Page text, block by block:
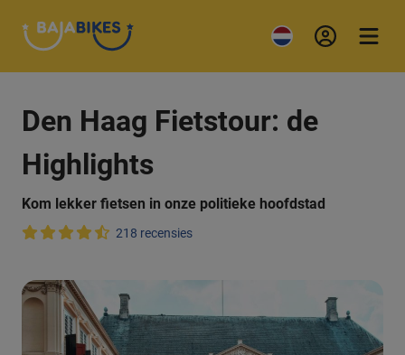
Den Haag Fietstour: de
Highlights
Kom lekker fietsen in onze politieke hoofdstad
218 recensies